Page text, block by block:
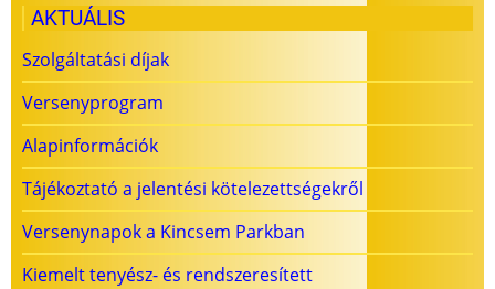
AKTUÁLIS
Szolgáltatási díjak
Versenyprogram
Alapinformációk
Tájékoztató a jelentési kötelezettségekről
Versenynapok a Kincsem Parkban
Kiemelt tenyész- és rendszeresített